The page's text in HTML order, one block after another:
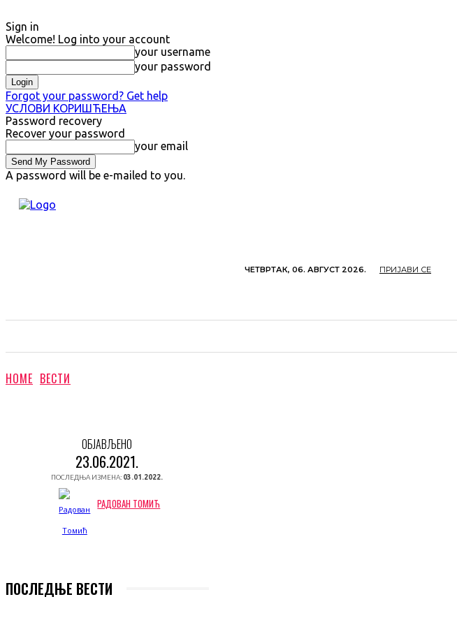
Sign in
Welcome! Log into your account
your username
your password
Forgot your password? Get help
УСЛОВИ КОРИШЋЕЊА
Password recovery
Recover your password
your email
A password will be e-mailed to you.
ЧЕТВРТАК, 06. АВГУСТ 2026. ПРИЈАВИ СЕ
HOME ВЕСТИ
ОБЈАВЉЕНО
23.06.2021.
ПОСЛЕДЊА ИЗМЕНА: 03.01.2022.
РАДОВАН ТОМИЋ
ПОСЛЕДЊЕ ВЕСТИ